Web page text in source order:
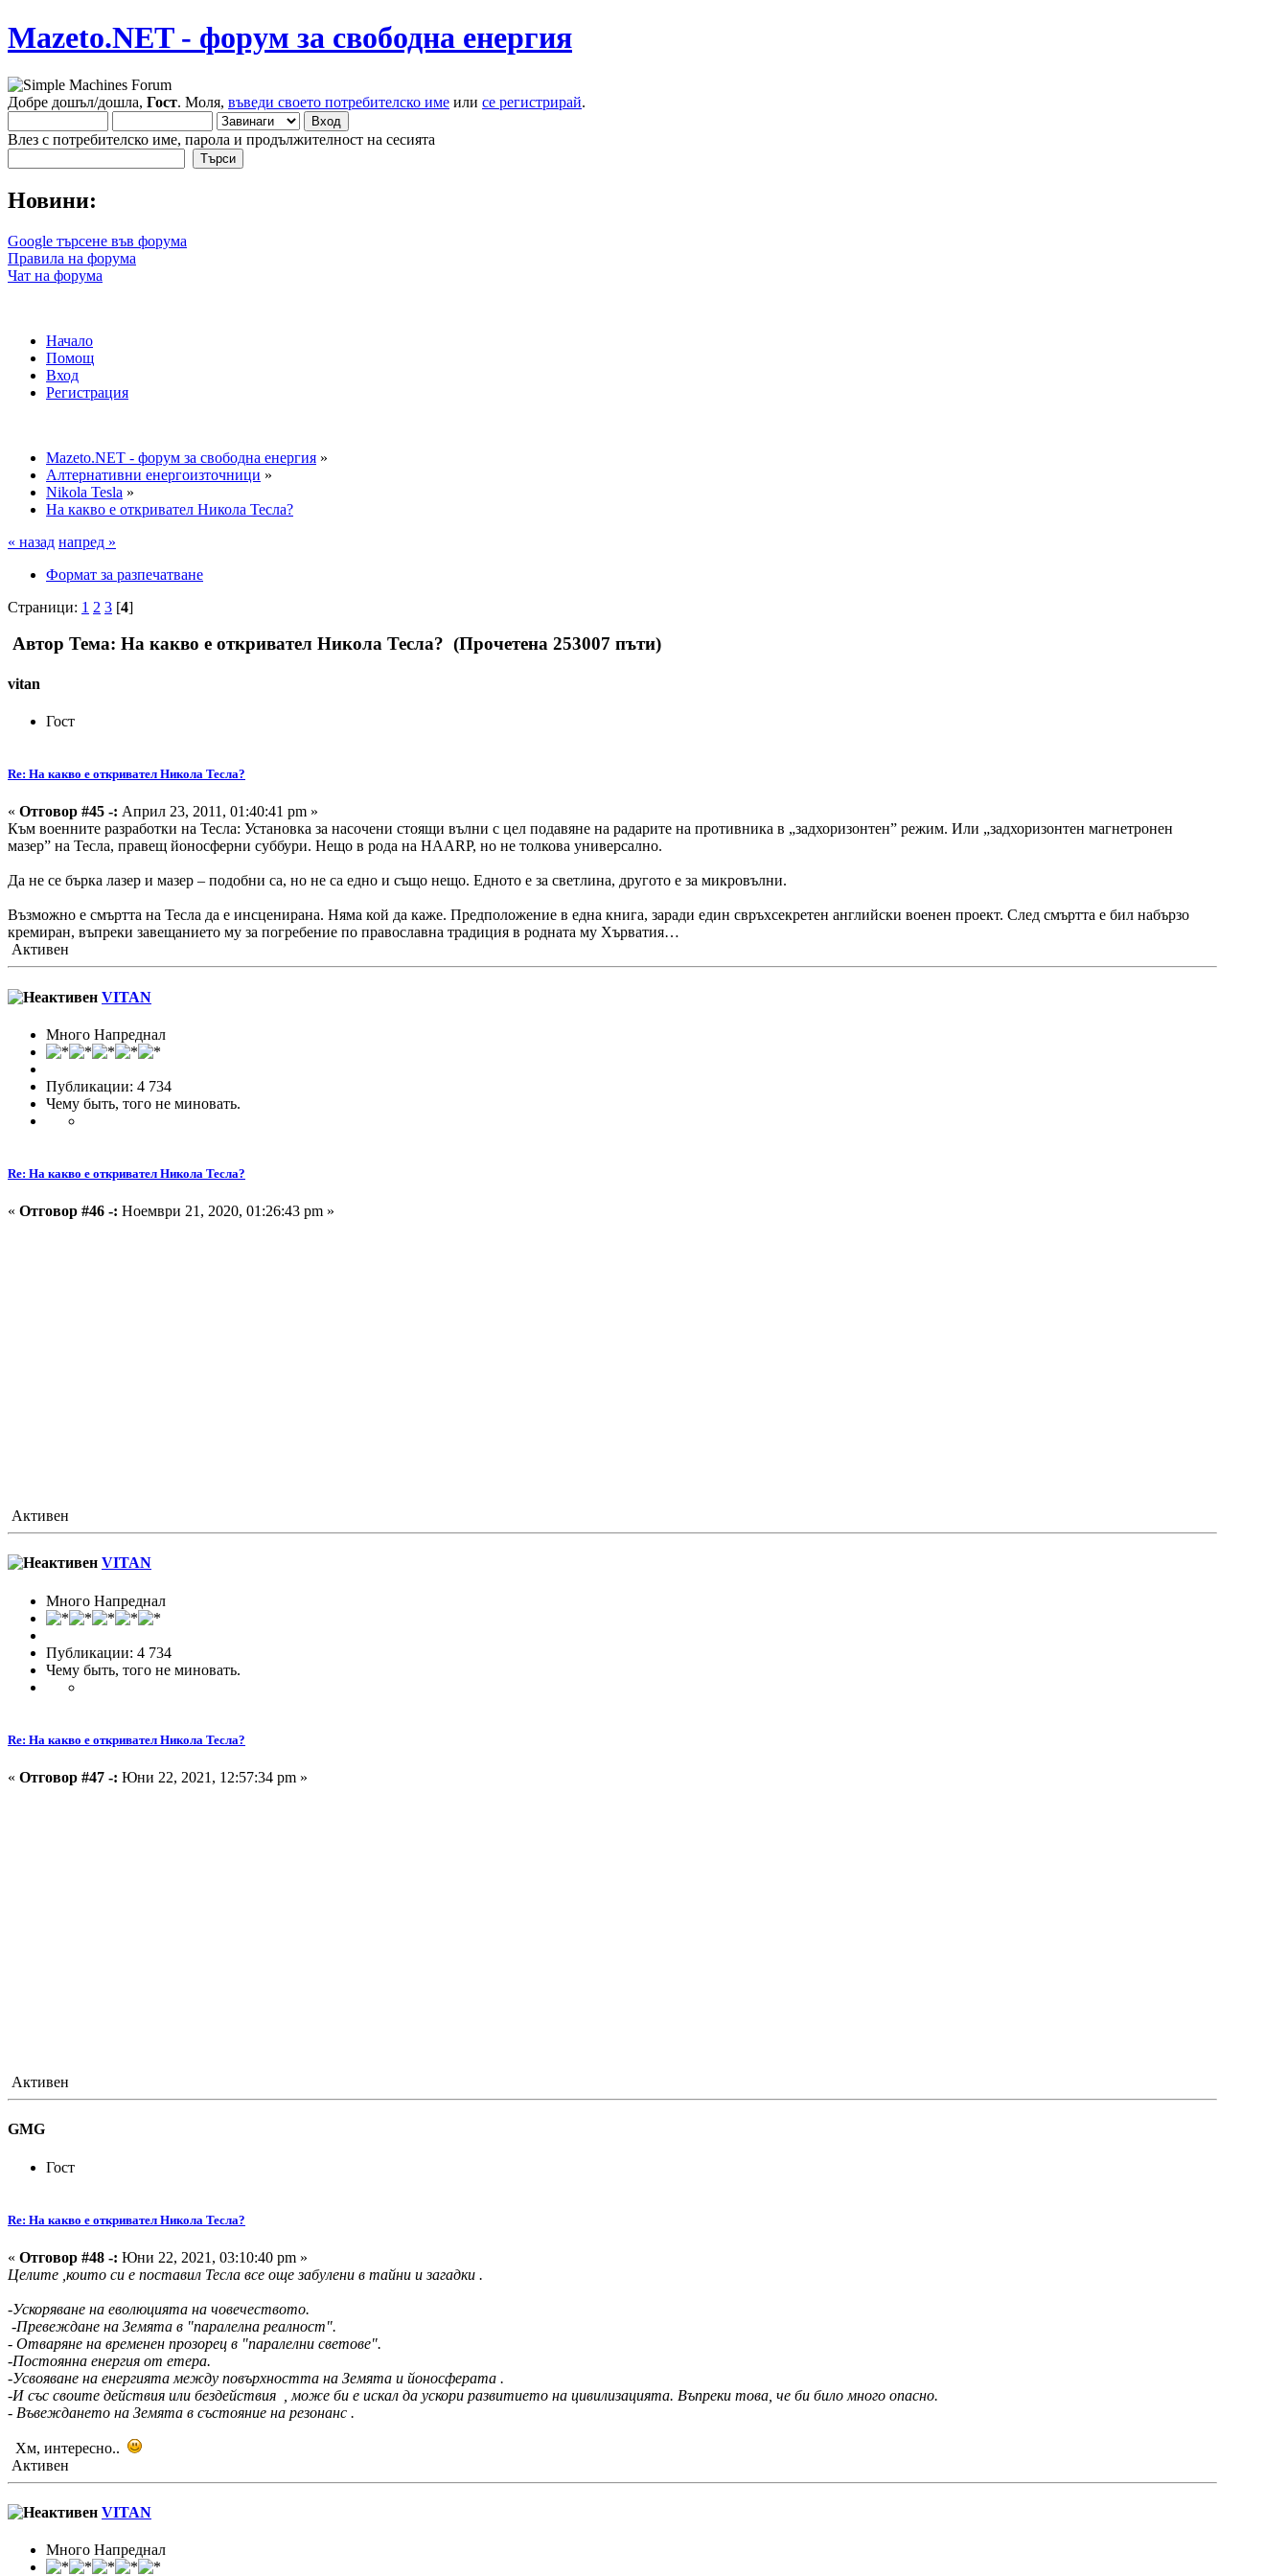
Mazeto.NET - форум за свободна енергия
Добре дошъл/дошла, Гост. Моля, въведи своето потребителско име или се регистрирай.
Влез с потребителско име, парола и продължителност на сесията
Новини:
Google търсене във форума
Правила на форума
Чат на форума
Начало
Помощ
Вход
Регистрация
Mazeto.NET - форум за свободна енергия »
Алтернативни енергоизточници »
Nikola Tesla »
На какво е откривател Никола Тесла?
« назад напред »
Формат за разпечатване
Страници: 1 2 3 [4]
Автор Тема: На какво е откривател Никола Тесла? (Прочетена 253007 пъти)
vitan
Гост
Re: На какво е откривател Никола Тесла?
« Отговор #45 -: Април 23, 2011, 01:40:41 pm »
Към военните разработки на Тесла: Установка за насочени стоящи вълни с цел подавяне на радарите на противника в „задхоризонтен” режим. Или „задхоризонтен магнетронен
мазер” на Тесла, правещ йоносферни суббури. Нещо в рода на HAARP, но не толкова универсално.
Да не се бърка лазер и мазер – подобни са, но не са едно и също нещо. Едното е за светлина, другото е за микровълни.
Възможно е смъртта на Тесла да е инсценирана. Няма кой да каже. Предположение в една книга, заради един свръхсекретен английски военен проект. След смъртта е бил набързо
кремиран, въпреки завещанието му за погребение по православна традиция в родната му Хърватия…
Активен
VITAN
Много Напреднал
Публикации: 4 734
Чему быть, того не миновать.
Re: На какво е откривател Никола Тесла?
« Отговор #46 -: Ноември 21, 2020, 01:26:43 pm »
Активен
VITAN
Много Напреднал
Публикации: 4 734
Чему быть, того не миновать.
Re: На какво е откривател Никола Тесла?
« Отговор #47 -: Юни 22, 2021, 12:57:34 pm »
Активен
GMG
Гост
Re: На какво е откривател Никола Тесла?
« Отговор #48 -: Юни 22, 2021, 03:10:40 pm »
Целите ,които си е поставил Тесла все още забулени в тайни и загадки .
-Ускоряване на еволюцията на човечеството.
-Превеждане на Земята в "паралелна реалност".
- Отваряне на временен прозорец в "паралелни светове".
-Постоянна енергия от етера.
-Усвояване на енергията между повърхността на Земята и йоносферата .
-И със своите действия или бездействия , може би е искал да ускори развитието на цивилизацията. Въпреки това, че би било много опасно.
- Въвеждането на Земята в състояние на резонанс .
Хм, интересно..
Активен
VITAN
Много Напреднал